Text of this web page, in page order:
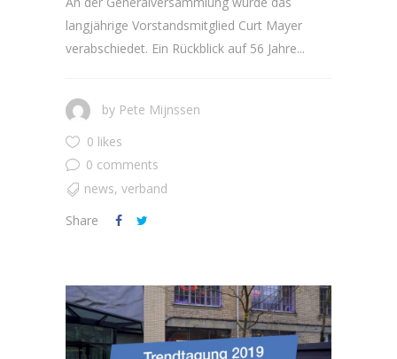
langjährige Vorstandsmitglied Curt Mayer
verabschiedet. Ein Rückblick auf 56 Jahre...
by Pete Mijnssen
0 likes
0 comments
news, verband
Share